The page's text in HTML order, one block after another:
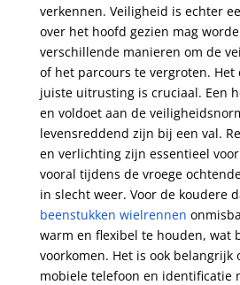
verkennen. Veiligheid is echter
over het hoofd gezien mag
verschillende manieren om de
of het parcours te vergroten. Het
juiste uitrusting is cruciaal. Een
en voldoet aan de
levensreddend zijn bij een val.
en verlichting zijn essentieel
vooral tijdens de vroege
in slecht weer. Voor de koudere
beenstukken wielrennen
warm en flexibel te houden, wat
voorkomen. Het is ook belangrijk
mobiele telefoon en identificatie